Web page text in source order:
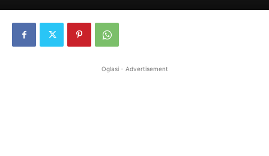
Oglasi - Advertisement